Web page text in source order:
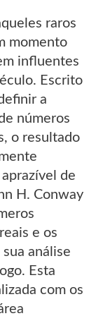
raros
momento
influentes
Escrito
a
números
o resultado
de
H. Conway
e os
análise
Esta
com os